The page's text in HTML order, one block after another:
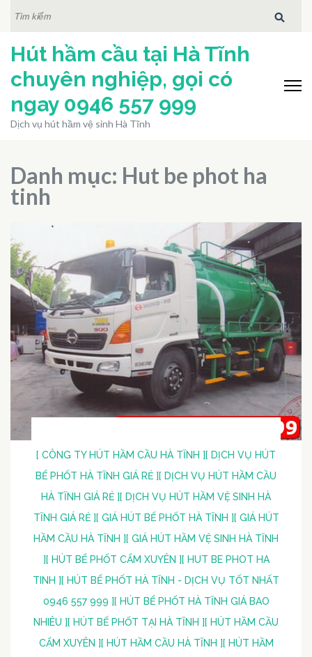
qua
dung
Hút hầm cầu tại Hà Tĩnh
chuyên nghiệp, gọi có
ngay 0946 557 999
Dịch vụ hút hầm vệ sinh Hà Tĩnh
Danh mục: Hut be phot ha
tinh
[ CÔNG TY HÚT HẦM CẦU HÀ TĨNH ] [ DỊCH VỤ HÚT
BỂ PHỐT HÀ TĨNH GIÁ RẺ ] [ DỊCH VỤ HÚT HẦM CẦU
HÀ TĨNH GIÁ RẺ ] [ DỊCH VỤ HÚT HẦM VỆ SINH HÀ
TĨNH GIÁ RẺ ] [ GIÁ HÚT BỂ PHỐT HÀ TĨNH ] [ GIÁ HÚT
HẦM CẦU HÀ TĨNH ] [ GIÁ HÚT HẦM VỆ SINH HÀ TĨNH
] [ HÚT BỂ PHỐT CẨM XUYÊN ] [ HUT BE PHOT HA
TINH ] [ HÚT BỂ PHỐT HÀ TĨNH - DỊCH VỤ TỐT NHẤT
0946 557 999 ] [ HÚT BỂ PHỐT HÀ TĨNH GIÁ BAO
NHIÊU ] [ HÚT BỂ PHỐT TẠI HÀ TĨNH ] [ HÚT HẦM CẦU
CẨM XUYÊN ] [ HÚT HẦM CẦU HÀ TĨNH ] [ HÚT HẦM